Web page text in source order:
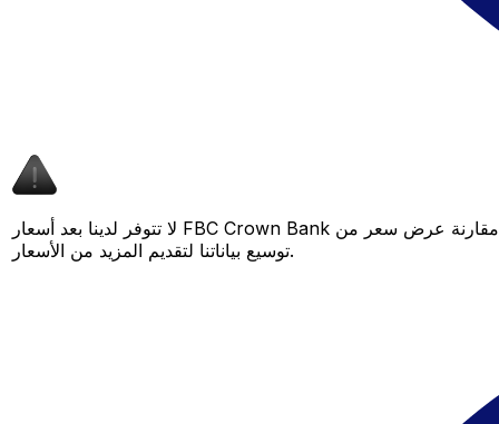
لا تتوفر لدينا بعد أسعار FBC Crown Bank لهذا الزوج من العملات، لكن لا يزال بإمكانك مقارنة عرض سعر من FBC Crown Bank بسعر Xe المباشر لمعرفة التوفير المحتمل. عد لاحقًا، فنحن نعمل باستمرار على
توسيع بياناتنا لتقديم المزيد من الأسعار.